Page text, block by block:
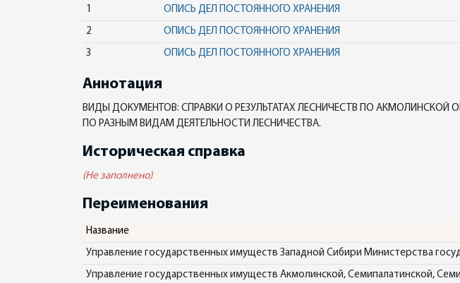
1 ОПИСЬ ДЕЛ ПОСТОЯННОГО ХРАНЕНИЯ
2 ОПИСЬ ДЕЛ ПОСТОЯННОГО ХРАНЕНИЯ
3 ОПИСЬ ДЕЛ ПОСТОЯННОГО ХРАНЕНИЯ
Аннотация
ВИДЫ ДОКУМЕНТОВ: СПРАВКИ О РЕЗУЛЬТАТАХ ЛЕСНИЧЕСТВ ПО
ПО РАЗНЫМ ВИДАМ ДЕЯТЕЛЬНОСТИ ЛЕСНИЧЕСТВА.
Историческая справка
(Не заполнено)
Переименования
Название
Управление государственных имуществ Западной Сибири Министерства
Управление государственных имуществ Акмолинской, Семипалатинской,